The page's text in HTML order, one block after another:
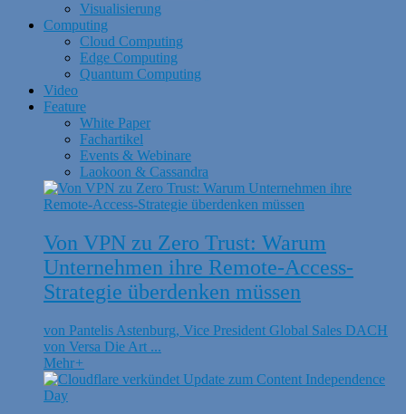
Visualisierung
Computing
Cloud Computing
Edge Computing
Quantum Computing
Video
Feature
White Paper
Fachartikel
Events & Webinare
Laokoon & Cassandra
Von VPN zu Zero Trust: Warum
Unternehmen ihre Remote-Access-
Strategie überdenken müssen
von Pantelis Astenburg, Vice President Global Sales DACH
von Versa Die Art ...
Mehr+